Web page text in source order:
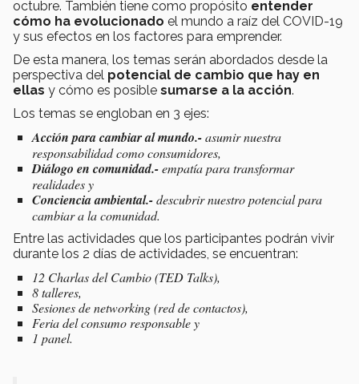
octubre. También tiene como propósito entender
cómo ha evolucionado el mundo a raíz del COVID-19
y sus efectos en los factores para emprender.
De esta manera, los temas serán abordados desde la
perspectiva del potencial de cambio que hay en
ellas y cómo es posible sumarse a la acción.
Los temas se engloban en 3 ejes:
Acción para cambiar al mundo.-asumir nuestra
responsabilidad como consumidores,
Diálogo en comunidad.-empatía para transformar
realidades y
Conciencia ambiental.-descubrir nuestro potencial para
cambiar a la comunidad.
Entre las actividades que los participantes podrán vivir
durante los 2 días de actividades, se encuentran:
12 Charlas del Cambio (TED Talks),
8 talleres,
Sesiones denetworking(red de contactos),
Feria del consumo responsable y
1 panel.